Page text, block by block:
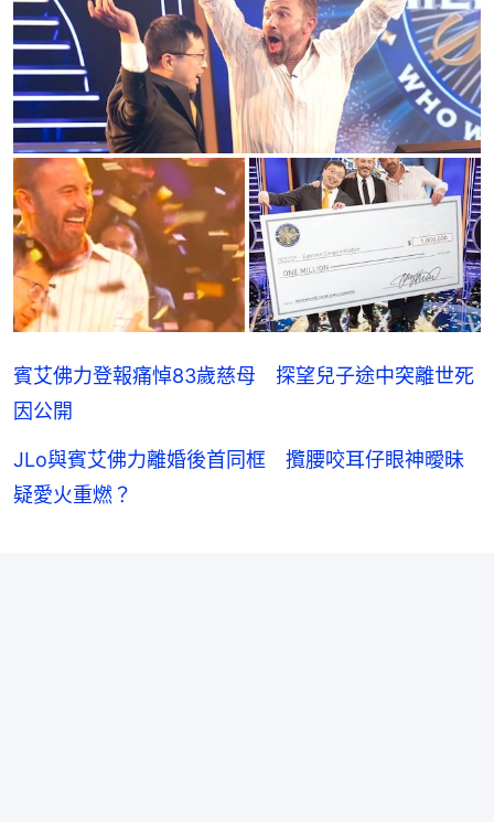
賓艾佛力登報痛悼83歲慈母 探望兒子途中突離世死
因公開
JLo與賓艾佛力離婚後首同框 攬腰咬耳仔眼神曖昧
疑愛火重燃？